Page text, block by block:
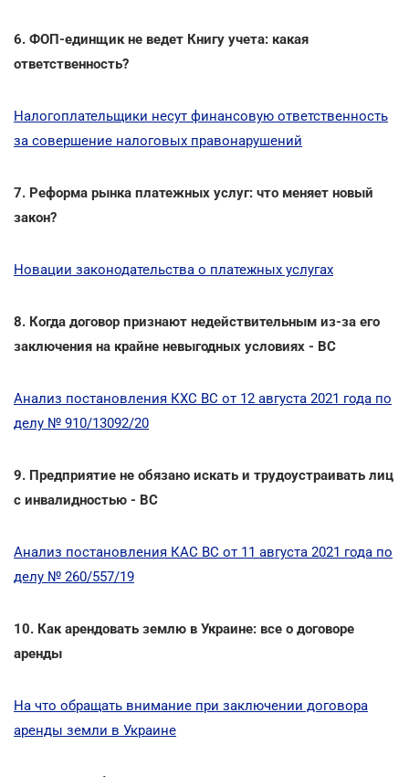
6. ФОП-единщик не ведет Книгу учета: какая
ответственность?
Налогоплательщики несут финансовую ответственность
за совершение налоговых правонарушений
7. Реформа рынка платежных услуг: что меняет новый
закон?
Новации законодательства о платежных услугах
8. Когда договор признают недействительным из-за его
заключения на крайне невыгодных условиях - ВС
Анализ постановления КХС ВС от 12 августа 2021 года по
делу № 910/13092/20
9. Предприятие не обязано искать и трудоустраивать лиц
с инвалидностью - ВС
Анализ постановления КАС ВС от 11 августа 2021 года по
делу № 260/557/19
10. Как арендовать землю в Украине: все о договоре
аренды
На что обращать внимание при заключении договора
аренды земли в Украине